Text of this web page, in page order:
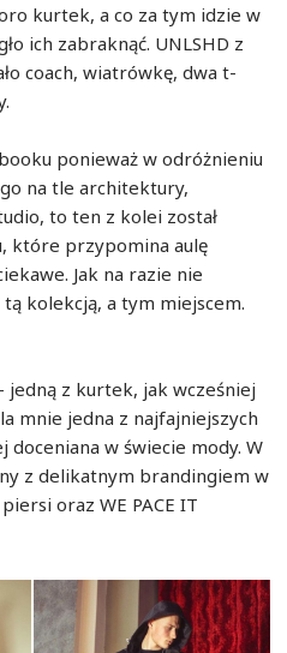
kurtek, a co za tym idzie w
ich zabraknąć. UNLSHD z
coach, wiatrówkę, dwa t-
ponieważ w odróżnieniu
na tle architektury,
to ten z kolei został
które przypomina aulę
Jak na razie nie
kolekcją, a tym miejscem.
jedną z kurtek, jak wcześniej
mnie jedna z najfajniejszych
w świecie mody. W
z delikatnym brandingiem w
oraz WE PACE IT